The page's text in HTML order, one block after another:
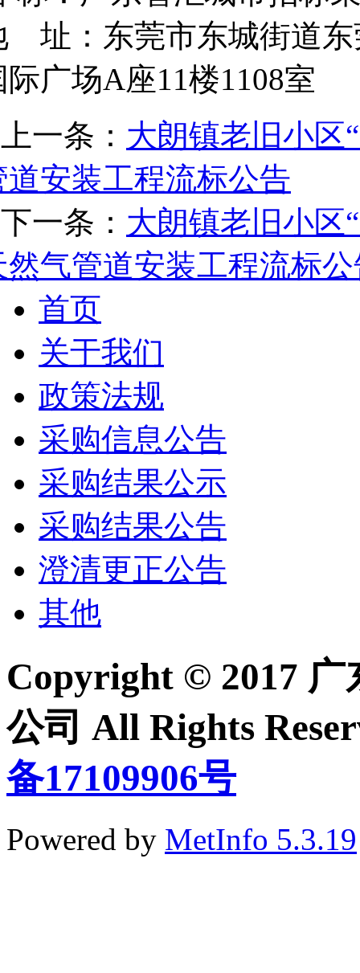
址：东莞市东城街道东
际广场A座11楼1108室
上一条： 大朗镇老旧小区
道安装工程流标公告
下一条： 大朗镇老旧小区
然气管道安装工程流标
首页
关于我们
政策法规
采购信息公告
采购结果公示
采购结果公告
澄清更正公告
其他
Copyright © 2017
公司 All Rights
备17109906号
Powered by MetInfo 5.3.19